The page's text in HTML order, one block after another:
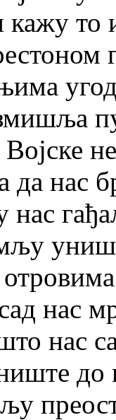
то
да нас
нас
нас
до